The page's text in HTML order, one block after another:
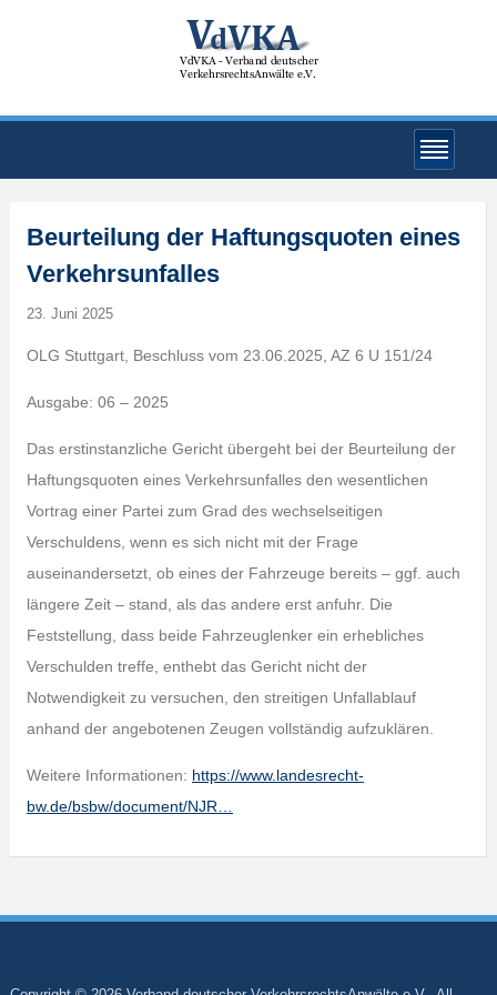
Beurteilung der Haftungsquoten eines
Verkehrsunfalles
23. Juni 2025
OLG Stuttgart, Beschluss vom 23.06.2025, AZ 6 U 151/24
Ausgabe: 06 – 2025
Das erstinstanzliche Gericht übergeht bei der Beurteilung der
Haftungsquoten eines Verkehrsunfalles den wesentlichen
Vortrag einer Partei zum Grad des wechselseitigen
Verschuldens, wenn es sich nicht mit der Frage
auseinandersetzt, ob eines der Fahrzeuge bereits – ggf. auch
längere Zeit – stand, als das andere erst anfuhr. Die
Feststellung, dass beide Fahrzeuglenker ein erhebliches
Verschulden treffe, enthebt das Gericht nicht der
Notwendigkeit zu versuchen, den streitigen Unfallablauf
anhand der angebotenen Zeugen vollständig aufzuklären.
Weitere Informationen: https://www.landesrecht-
bw.de/bsbw/document/NJR…